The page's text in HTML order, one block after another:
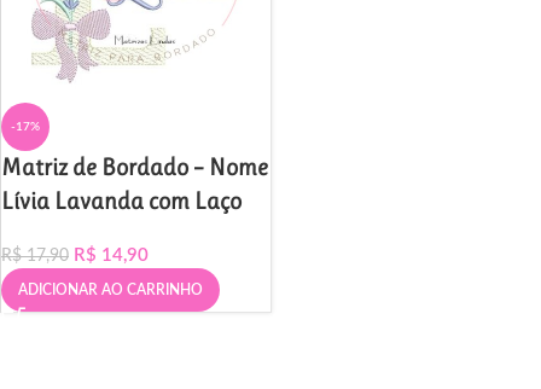
-17%
Matriz de Bordado – Nome
Lívia Lavanda com Laço
R$17,90 R$ 14,90
ADICIONAR AO CARRINHO